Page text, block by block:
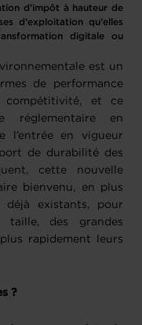
d’impôt à hauteur de
d’exploitation qu’elles
digitale ou
est un
de performance
compétitivité, et ce
réglementaire en
l’entrée en vigueur
de durabilité des
cette nouvelle
bienvenu, en plus
déjà existants, pour
des grandes
rapidement leurs
?